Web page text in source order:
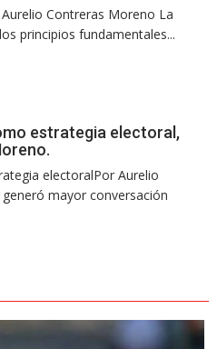
Contreras Moreno La
principios fundamentales...
estrategia electoral,
electoralPor Aurelio
mayor conversación